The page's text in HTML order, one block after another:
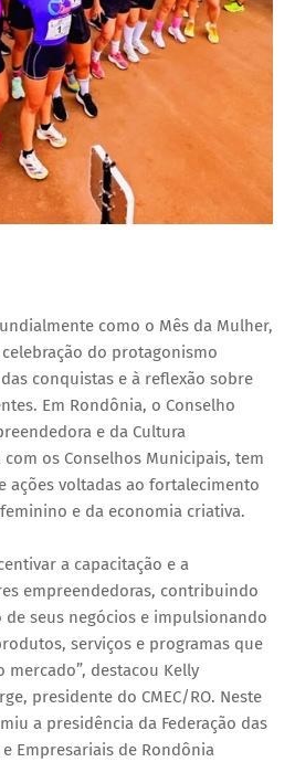
como o Mês da Mulher,
do protagonismo
conquistas e à reflexão sobre
Em Rondônia, o Conselho
e da Cultura
com os Conselhos Municipais, tem
ações voltadas ao fortalecimento
e da economia criativa.
a capacitação e a
empreendedoras, contribuindo
seus negócios e impulsionando
serviços e programas que
destacou Kelly
presidente do CMEC/RO. Neste
a presidência da Federação das
Empresariais de Rondônia